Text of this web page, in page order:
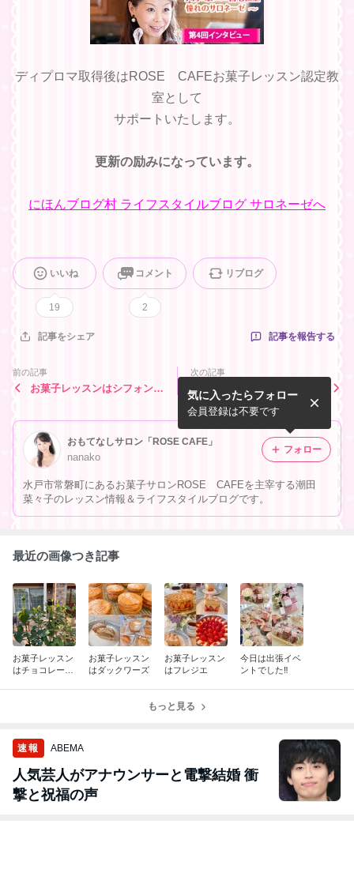
ディプロマ取得後はROSE CAFEお菓子レッスン認定教
室として
サポートいたします。
更新の励みになっています。
にほんブログ村 ライフスタイルブログ サロネーゼへ
いいね
19
コメント
2
リブログ
記事をシェア 記事を報告する
前の記事
お菓子レッスンはシフォンケ
次の記事
お菓子レッスンはチョコレー
トタルトとレアチーズケーキ
♪
おもてなしサロン「ROSE CAFE」
nanako
水戸市常磐町にあるお菓子サロンROSE CAFEを主宰する潮田
菜々子のレッスン情報＆ライフスタイルブログです。
気に入ったらフォロー
会員登録は不要です
フォロー
最近の画像つき記事
お菓子レッスン
はチョコレート
お菓子レッスン
はダックワーズ
お菓子レッスン
はフレジエ
今日は出張イベ
ントでした‼️
もっと見る
速報 ABEMA
人気芸人がアナウンサーと電撃結婚 衝
撃と祝福の声